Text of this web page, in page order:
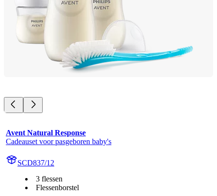
Avent Natural Response
Cadeauset voor pasgeboren baby's
SCD837/12
3 flessen
Flessenborstel